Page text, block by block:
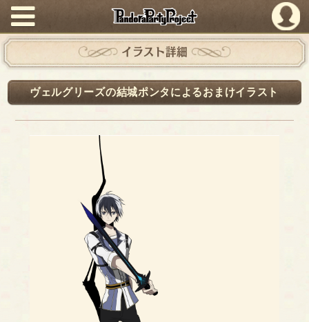
PandoraPartyProject
イラスト詳細
ヴェルグリーズの結城ポンタによるおまけイラスト